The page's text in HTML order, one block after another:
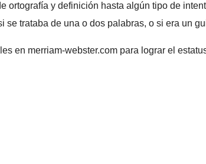
y definición hasta algún tipo de
trataba de una o dos palabras, o si era un
en merriam-webster.com para lograr el